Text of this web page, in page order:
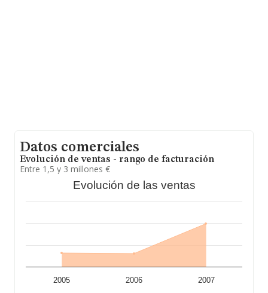
Datos comerciales
Evolución de ventas - rango de facturación
Entre 1,5 y 3 millones €
Evolución de las ventas
2005 2006 2007